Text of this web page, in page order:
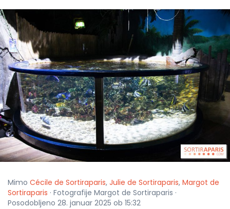
Mimo Cécile de Sortiraparis, Julie de Sortiraparis, Margot de
Sortiraparis · Fotografije Margot de Sortiraparis ·
Posodobljeno 28. januar 2025 ob 15:32